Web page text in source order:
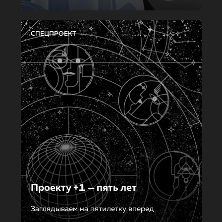
СПЕЦПРОЕКТ
Проекту +1 — пять лет
Заглядываем на пятилетку вперед